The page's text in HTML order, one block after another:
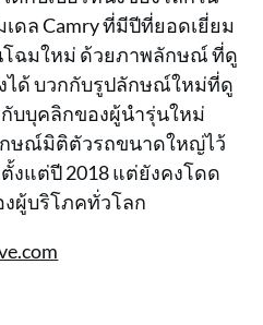
ดล Camry ที่มีปีที่ยอดเยี่ยม
โฉมใหม่ ด้วยภาพลักษณ์ ที่ดู
ได้ บวกกับรูปลักษณ์ใหม่ที่ดู
กับบุคลิกของผู้นำรุ่นใหม่
กษณ์มิติตัวรถขนาดใหญ่ไว้
งแต่ปี 2018 แต่ยังคงโดด
ผู้บริโภคทั่วโลก